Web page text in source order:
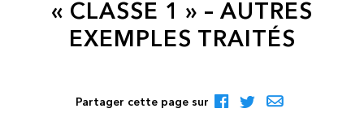
« CLASSE 1 » – AUTRES
EXEMPLES TRAITÉS
Partager cette page sur